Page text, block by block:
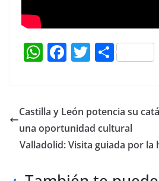
W
s
A
p
F
e
b
o
T
er
C
p
ar
tir
Castilla y León potencia su
una oportunidad cultural
Valladolid: Visita guiada por la